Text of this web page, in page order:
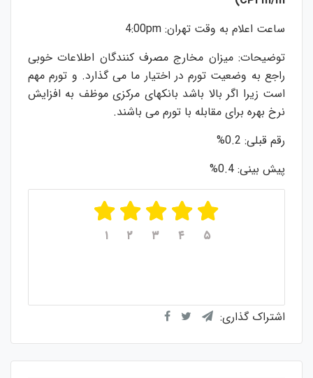
ساعت اعلام به وقت تهران: 4:00pm
توضیحات: میزان مخارج مصرف کنندگان اطلاعات خوبی
راجع به وضعیت تورم در اختیار ما می گذارد. و تورم مهم
است زیرا اگر بالا باشد بانکهای مرکزی موظف به افزایش
نرخ بهره برای مقابله با تورم می باشند.
رقم قبلی: 0.2%
پیش بینی: 0.4%
۱ ۲ ۳ ۴ ۵
اشتراک گذاری: